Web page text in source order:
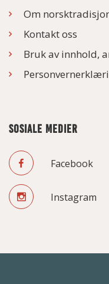
Om
Kontakt oss
Bruk av innhold,
SOSIALE MEDIER
Facebook
Instagram